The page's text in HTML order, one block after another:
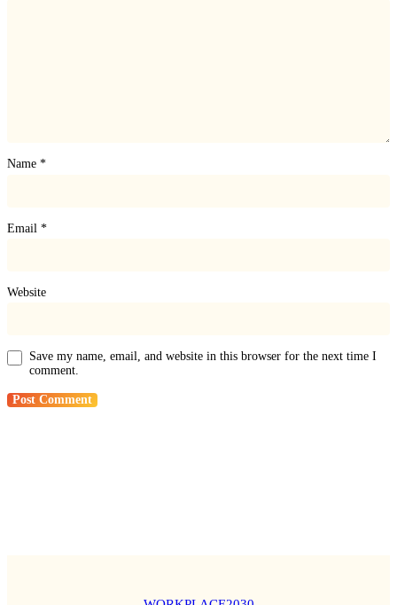
Name *
Email *
Website
Save my name, email, and website in this browser for the next time I
comment.